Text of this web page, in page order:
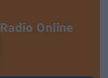
Radio Online